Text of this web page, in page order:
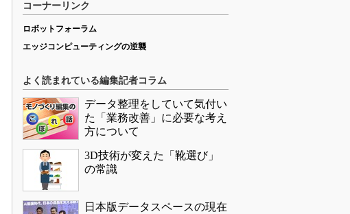
コーナーリンク
ロボットフォーラム
エッジコンピューティングの逆襲
よく読まれている編集記者コラム
データ整理をしていて気付い
た「業務改善」に必要な考え
方について
3D技術が変えた「靴選び」
の常識
日本版データスペースの現在